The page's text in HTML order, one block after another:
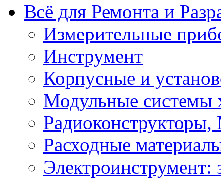
Всё для Ремонта и
Измерительные
Инструмент
Корпусные и
Модульные системы
Расходные
Электроинструмент: